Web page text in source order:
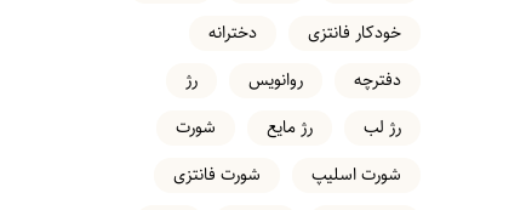
خودکار فانتزی
دخترانه
دفترچه
روانویس
رژ
رژ لب
رژ مایع
شورت
شورت اسلیپ
شورت فانتزی